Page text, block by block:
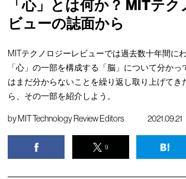
「心」とは何か？ MITテ
ビューの誌面から
MITテクノロジーレビューでは過去数十年間に
「心」の一部を構成する「脳」について分か
はまだ分からないことを繰り返し取り上げてき
ら、その一部を紹介しよう。
byMIT Technology Review Editors 2021.09.21
9